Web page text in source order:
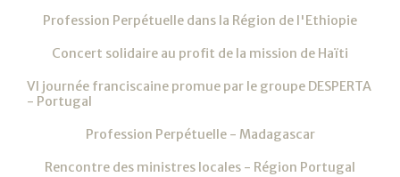
Profession Perpétuelle dans la Région de l'Ethiopie
Concert solidaire au profit de la mission de Haïti
VI journée franciscaine promue par le groupe DESPERTA
- Portugal
Profession Perpétuelle - Madagascar
Rencontre des ministres locales - Région Portugal